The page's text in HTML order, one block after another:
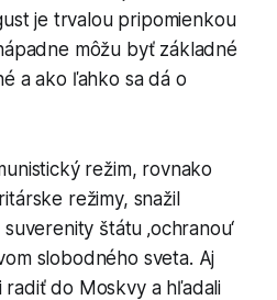
je trvalou pripomienkou
môžu byť základné
a ako ľahko sa dá o
režim, rovnako
režimy, snažil
štátu ‚ochranou‘
slobodného sveta. Aj
radiť do Moskvy a hľadali